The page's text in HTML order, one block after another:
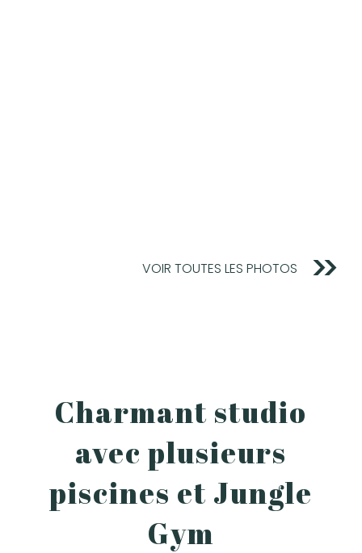
VOIR TOUTES LES PHOTOS
Charmant studio
avec plusieurs
piscines et Jungle
Gym